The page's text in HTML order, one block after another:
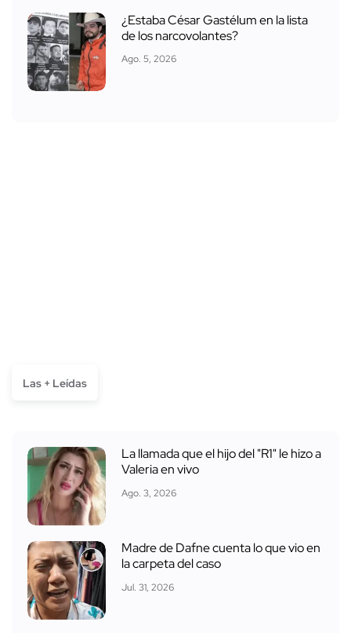
¿Estaba César Gastélum en la lista
de los narcovolantes?
Ago. 5, 2026
Las + Leídas
La llamada que el hijo del "R1" le hizo a
Valeria en vivo
Ago. 3, 2026
Madre de Dafne cuenta lo que vio en
la carpeta del caso
Jul. 31, 2026